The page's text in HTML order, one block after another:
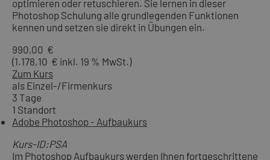
optimieren oder retuschieren. Sie lernen in dieser
Photoshop Schulung alle grundlegenden Funktionen
kennen und setzen sie direkt in Übungen ein.
990,00 €
(1.178,10 € inkl. 19 % MwSt.)
Zum Kurs
als Einzel-/Firmenkurs
3 Tage
1 Standort
Adobe Photoshop - Aufbaukurs
Kurs-ID:PSA
Im Photoshop Aufbaukurs werden Ihnen fortgeschrittene